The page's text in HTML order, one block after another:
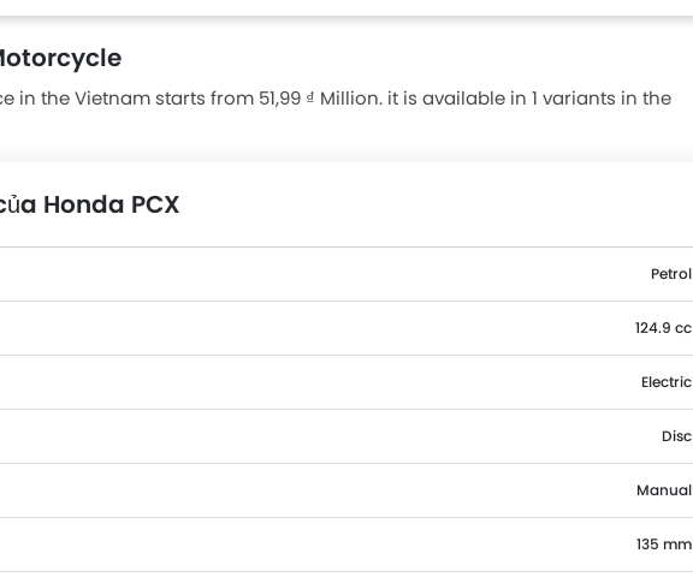
in the Vietnam starts from 51,99 ₫ Million. it is available in 1 variants in the
Honda PCX
Petrol
124.9 cc
Electric
Disc
Manual
135 mm